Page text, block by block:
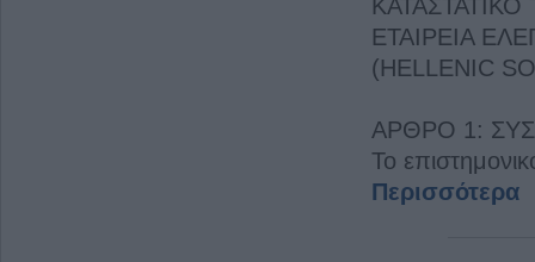
ΕΤΑΙΡΕΙΑ
(HELLENIC
ΑΡΘΡΟ 1:
Το
Περισσότερα